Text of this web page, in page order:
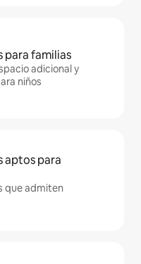
para familias
adicional y
niños
aptos para
que admiten